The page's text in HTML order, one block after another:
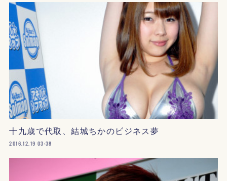
十九歳で代取、結城ちかのビジネス夢
2016.12.19 03:38